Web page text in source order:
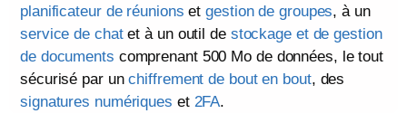
planificateur de réunions etgestion de groupes, à un
service de chatet à un outil de stockage et de gestion
de documents comprenant 500 Mo de données, le tout
sécurisé par unchiffrement de bout en bout, des
signatures numériques et 2FA.